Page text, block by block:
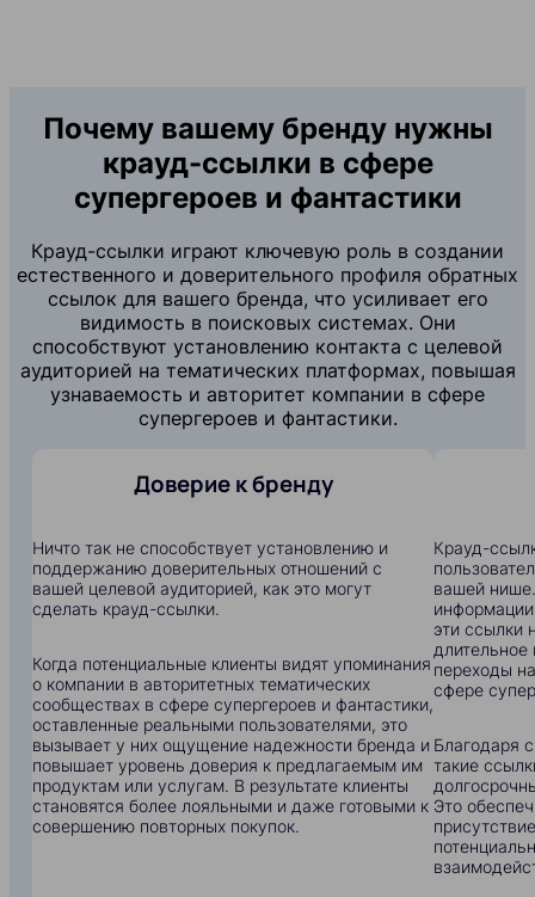
Почему вашему бренду нужны
крауд-ссылки в сфере
супергероев и фантастики
Крауд-ссылки играют ключевую роль в создании
естественного и доверительного профиля обратных
ссылок для вашего бренда, что усиливает его
видимость в поисковых системах. Они
способствуют установлению контакта с целевой
аудиторией на тематических платформах, повышая
узнаваемость и авторитет компании в сфере
супергероев и фантастики.
Доверие к бренду
Ничто так не способствует установлению и
поддержанию доверительных отношений с
вашей целевой аудиторией, как это могут
сделать крауд-ссылки.
Когда потенциальные клиенты видят упоминания
о компании в авторитетных тематических
сообществах в сфере супергероев и фантастики,
оставленные реальными пользователями, это
вызывает у них ощущение надежности бренда и
повышает уровень доверия к предлагаемым им
продуктам или услугам. В результате клиенты
становятся более лояльными и даже готовыми к
совершению повторных покупок.
Крауд-
вашей
эти ссылки
переходы
сфере
Благодаря
такие
Это